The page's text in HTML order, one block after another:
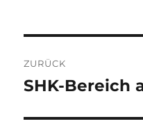
ZURÜCK
Vorheriger
SHK-Bereich